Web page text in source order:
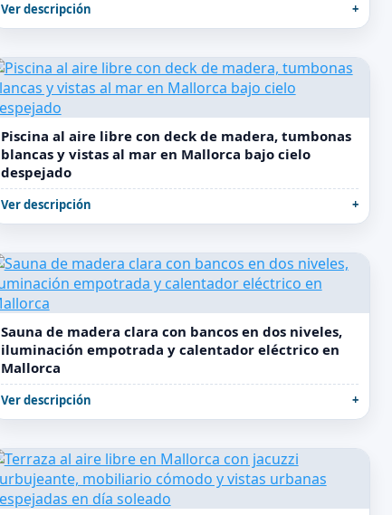
Ver descripción
Piscina al aire libre con deck de madera, tumbonas
blancas y vistas al mar en Mallorca bajo cielo
despejado
Ver descripción
Sauna de madera clara con bancos en dos niveles,
iluminación empotrada y calentador eléctrico en
Mallorca
Ver descripción